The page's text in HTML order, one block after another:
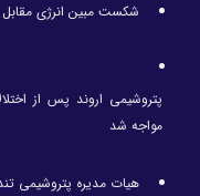
شکست مبین انرژی
مواجه شد
هیات مدیره پتروشیمی